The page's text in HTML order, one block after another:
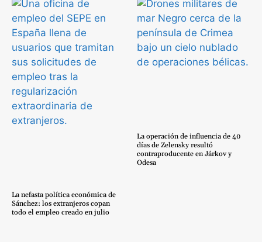
La nefasta política económica de
Sánchez: los extranjeros copan
todo el empleo creado en julio
La operación de influencia de 40
días de Zelensky resultó
contraproducente en Járkov y
Odesa